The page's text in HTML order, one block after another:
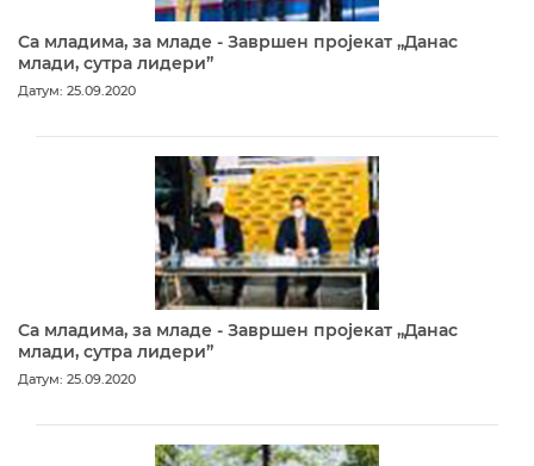
Са младима, за младе - Завршен пројекат „Данас
млади, сутра лидери”
Датум: 25.09.2020
Са младима, за младе - Завршен пројекат „Данас
млади, сутра лидери”
Датум: 25.09.2020